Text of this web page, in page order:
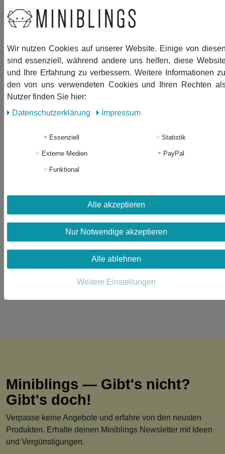
Haken und Ösen: versilbert
Länge der Anhänger (ohne Haken): 35mm
Lieferumfang: 1 Paar Ohrringe
Ähnliche Artikel
Espressokanne
Schlüsselanhänger Miniblings
Anhänger Kaffeekanne Kanne
21,59 € *
* inkl. ges. MwSt.zzgl.Versandkosten
Miniblings — Gibt's nicht?
Gibt's doch!
Verpasse keine Angebote und erfahre von den neusten
Produkten. Erhalte deinen Miniblings Newsletter mit Ideen
und Vergünstigungen.
Wir nutzen Cookies auf unserer Website. Einige von
sind essenziell, während andere uns helfen, diese
und Ihre Erfahrung zu verbessern. Weitere Informationen
den von uns verwendeten Cookies und Ihren Rechten
Nutzer finden Sie hier:
Daten­schutz­erklärung
Impressum
Essenziell Statistik
Externe Medien PayPal
Funktional
Alle akzeptieren
Nur Notwendige akzeptieren
Alle ablehnen
Weitere Einstellungen